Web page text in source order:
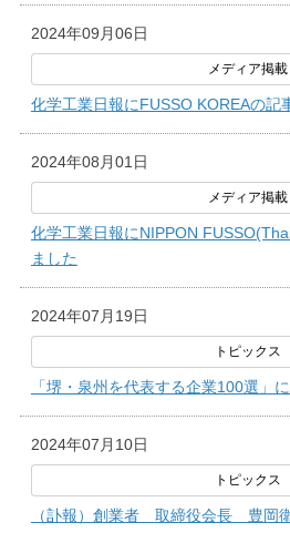
2024年09月06日
化学工業日報にFUSSO KOREAの記
2024年08月01日
化学工業日報にNIPPON
ました
2024年07月19日
「堺・泉州を代表する企業100選」
2024年07月10日
（訃報）創業者 取締役会長 豊岡